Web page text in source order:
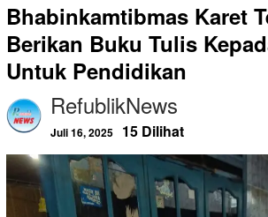
Bhabinkamtibmas Karet
Berikan Buku Tulis
Untuk Pendidikan
RefublikNews
Juli 16, 2025 15 Dilihat